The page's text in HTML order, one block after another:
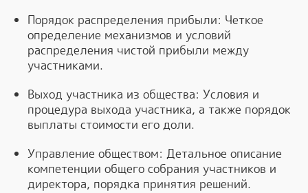
Порядок распределения прибыли: Четкое
определение механизмов и условий
распределения чистой прибыли между
участниками.
Выход участника из общества: Условия и
процедура выхода участника, а также порядок
выплаты стоимости его доли.
Управление обществом: Детальное описание
компетенции общего собрания участников и
директора, порядка принятия решений.